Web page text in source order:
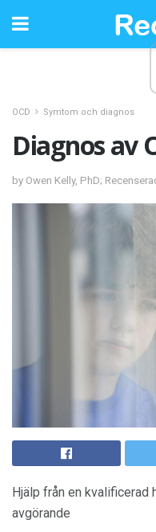
OCD Symtom och diagnos
Diagnos av
by Owen Kelly, PhD;
Hjälp från en kvalificerad
avgörande